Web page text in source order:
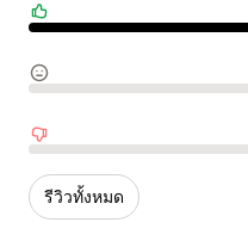
รีวิวเชิงบวก
รีวิวที่เป็นกลาง
รีวิวเชิงลบ
รีวิวทั้งหมด